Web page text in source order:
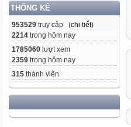
THỐNG KÊ
953529 truy cập (chi tiết)
2214 trong hôm nay
1785060 lượt xem
2359 trong hôm nay
315 thành viên